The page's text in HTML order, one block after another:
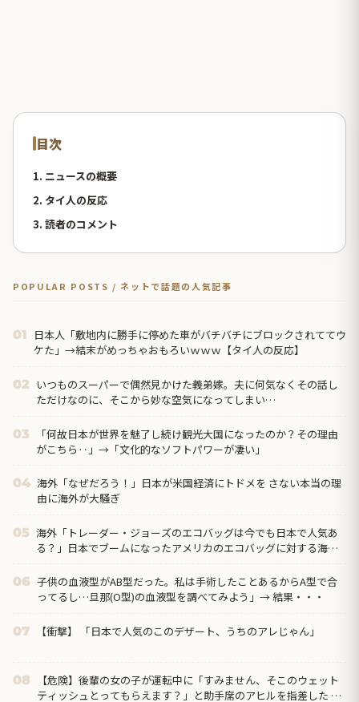
目次
1. ニュースの概要
2. タイ人の反応
3. 読者のコメント
POPULAR POSTS / ネットで話題の人気記事
01
日本人「敷地内に勝手に停めた車がバチバチにブロックされててウ
ケた」→結末がめっちゃおもろいｗｗｗ【タイ人の反応】
02 いつものスーパーで偶然見かけた義弟嫁。夫に何気なくその話し
ただけなのに、そこから妙な空気になってしまい…
03
「何故日本が世界を魅了し続け観光大国になったのか？その理由
がこちら‥」→「文化的なソフトパワーが凄い」
04 海外「なぜだろう！」日本が米国経済にトドメを さない本当の理
由に海外が大騒ぎ
05 海外「トレーダー・ジョーズのエコバッグは今でも日本で人気あ
る？」日本でブームになったアメリカのエコバッグに対する海外
06 子供の血液型がAB型だった。私は手術したことあるからA型で合
ってるし…旦那(O型)の血液型を調べてみよう」→ 結果・・・
07 【衝撃】 「日本で人気のこのデザート、うちのアレじゃん」
08
【危険】後輩の女の子が運転中に「すみません、そこのウェット
ティッシュとってもらえます？」と助手席のアヒルを指差した →